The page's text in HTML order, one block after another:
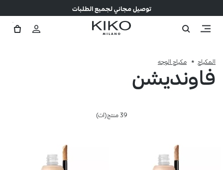
توصيل مجاني لجميع الطلبات
المكياج مكياج الوجه
فاونديشن
39 منتج(ات)